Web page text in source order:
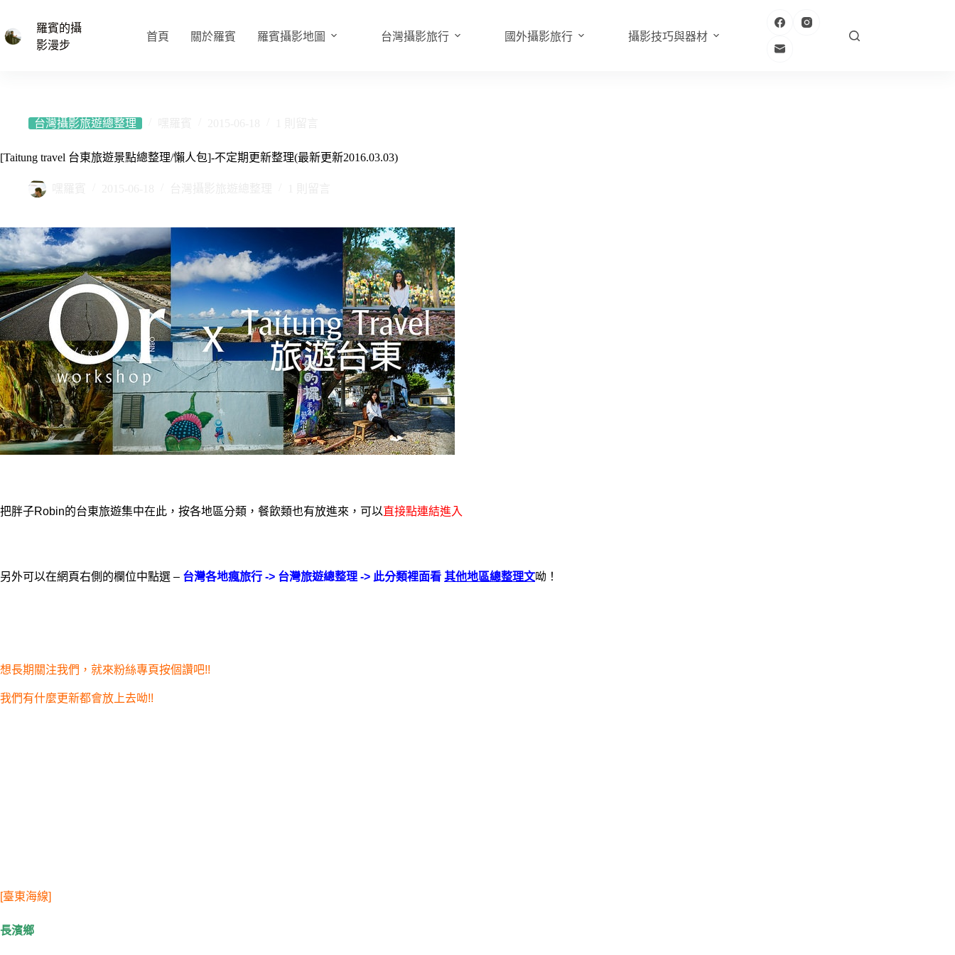
主
羅賓的攝
影漫步
首頁 關於羅賓 羅賓攝影地圖 台灣攝影旅行 國外攝影旅行 攝影技巧與器材
台灣攝影旅遊總整理
[Taitung travel 台東旅遊景點總整理/懶人包]-不定期更新整理(最新更新2016.03.03)
把胖子Robin的台東旅遊集中在此，按各地區分類，餐飲類也有放進來，可以直接點連結進入
另外可以在網頁右側的欄位中點選 – 台灣各地瘋旅行 -> 台灣旅遊總整理 -> 此分類裡面看 其他地區總整理文呦！
想長期關注我們，就來粉絲專頁按個讚吧!!
我們有什麼更新都會放上去呦!!
[臺東海線]
長濱鄉